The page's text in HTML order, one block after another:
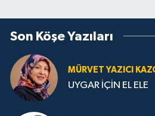
Son Köşe Yazıları
MÜRVET YAZICI
UYGAR İÇİN EL ELE